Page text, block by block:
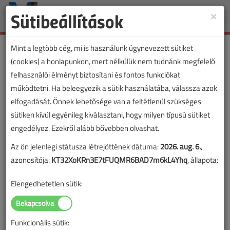
Toggle
×
Sütibeállítások
Mint a legtöbb cég, mi is használunk úgynevezett sütiket
(cookies) a honlapunkon, mert nélkülük nem tudnánk megfelelő
felhasználói élményt biztosítani és fontos funkciókat
működtetni. Ha beleegyezik a sütik használatába, válassza azok
elfogadását. Önnek lehetősége van a feltétlenül szükséges
sütiken kívül egyénileg kiválasztani, hogy milyen típusú sütiket
engedélyez. Ezekről alább bővebben olvashat.
Az ön jelenlegi státusza létrejöttének dátuma:2026. aug. 6.,
azonosítója:KT32XoKRn3E7tFUQMR6BAD7m6kL4Yhq, állapota:
Elengedhetetlen sütik:
Funkcionális sütik: